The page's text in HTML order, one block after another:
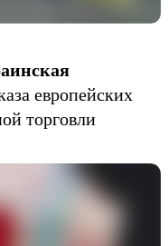
европейских
торговли